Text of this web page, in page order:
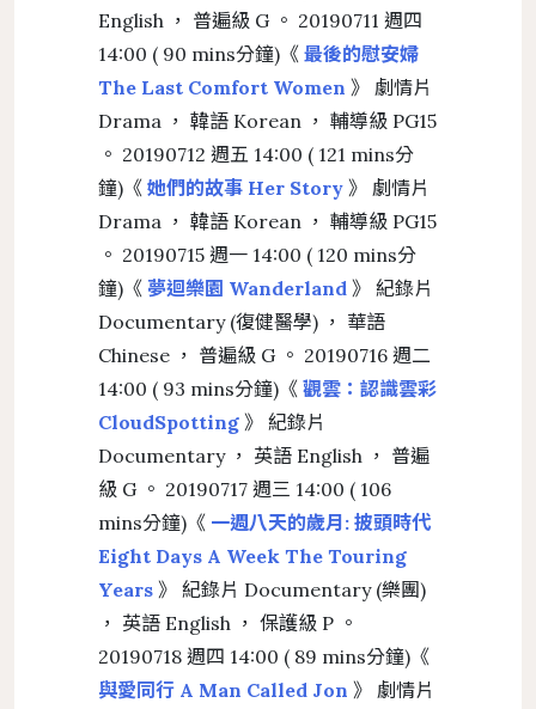
English ， 普遍級 G 。 20190711 週四
14:00 ( 90 mins分鐘)《 最後的慰安婦
The Last Comfort Women 》 劇情片
Drama ， 韓語 Korean ， 輔導級 PG15
。 20190712 週五 14:00 ( 121 mins分
鐘)《 她們的故事 Her Story 》 劇情片
Drama ， 韓語 Korean ， 輔導級 PG15
。 20190715 週一 14:00 ( 120 mins分
鐘)《 夢迴樂園 Wanderland 》 紀錄片
Documentary (復健醫學) ， 華語
Chinese ， 普遍級 G 。 20190716 週二
14:00 ( 93 mins分鐘)《 觀雲：認識雲彩
CloudSpotting 》 紀錄片
Documentary ， 英語 English ， 普遍
級 G 。 20190717 週三 14:00 ( 106
mins分鐘)《 一週八天的歲月: 披頭時代
Eight Days A Week The Touring
Years 》 紀錄片 Documentary (樂團)
， 英語 English ， 保護級 P 。
20190718 週四 14:00 ( 89 mins分鐘)《
與愛同行 A Man Called Jon 》 劇情片